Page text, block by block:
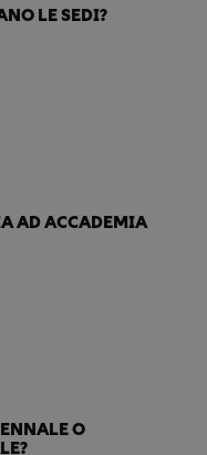
variazioni e
autorizzativi.
LE SEDI?
AD ACCADEMIA
O